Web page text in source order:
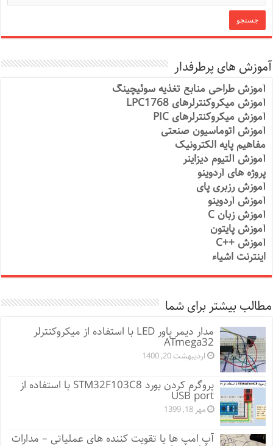
آموزش های پرطرفدار
آموزش طراحی منابع تغذیه سوئیچینگ
آموزش میکروکنترلرهای LPC1768
آموزش میکروکنترلرهای PIC
آموزش اتوماسیون صنعتی
مفاهیم پایه الکترونیک
آموزش آلتیوم دیزاینر
پروژه های آردوینو
آموزش رزبری پای
آموزش آردوینو
آموزش زبان C
آموزش پایتون
آموزش ++C
اینترنت اشیاء
مطالب بیشتر برای شما
مدار دیمر پاور LED با استفاده از میکروکنترلر
ATmega32
اردیبهشت 20, 1400
پروگرم کردن بورد STM32F103C8 با استفاده از
USB port
مهر 18, 1399
آپ امپ ها یا تقویت کننده های عملیاتی – مدارات